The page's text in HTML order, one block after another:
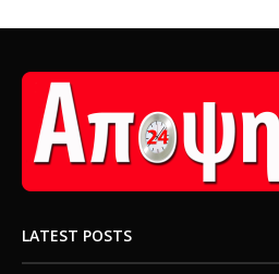
LATEST POSTS